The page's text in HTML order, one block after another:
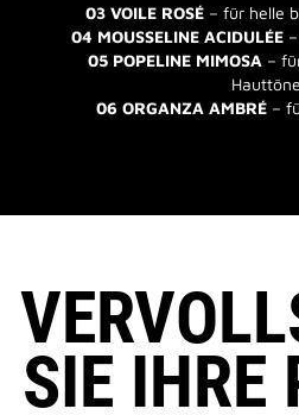
03 VOILE ROSÉ– für helle
04 MOUSSELINE ACIDULÉE–
05 POPELINE MIMOSA –
Hauttöne
06 ORGANZA AMBRÉ–
SIE IHRE